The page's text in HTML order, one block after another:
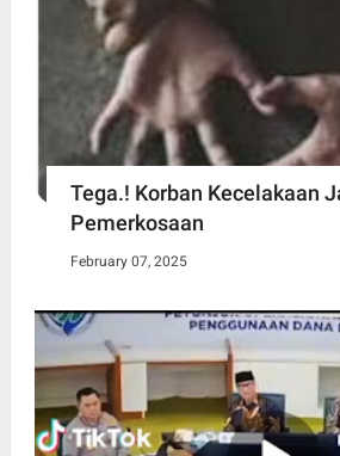
Tega.! Korban Kecelakaan
Pemerkosaan
February 07, 2025